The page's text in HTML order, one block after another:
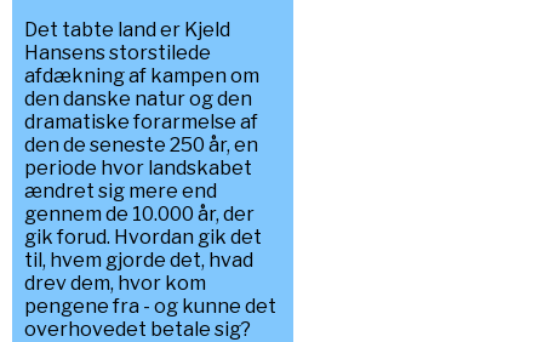
Det tabte land er Kjeld
Hansens storstilede
afdækning af kampen om
den danske natur og den
dramatiske forarmelse af
den de seneste 250 år, en
periode hvor landskabet
ændret sig mere end
gennem de 10.000 år, der
gik forud. Hvordan gik det
til, hvem gjorde det, hvad
drev dem, hvor kom
pengene fra - og kunne det
overhovedet betale sig?